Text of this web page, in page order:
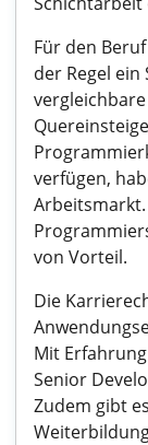
Für den
der Regel
verfügen,
von Vorteil.
Die
Mit
Senior
Zudem gibt